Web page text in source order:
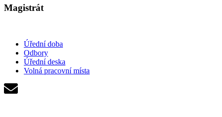
Magistrát
Úřední doba
Odbory
Úřední deska
Volná pracovní místa